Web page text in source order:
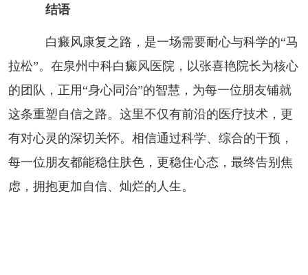
结语
白癜风康复之路，是一场需要耐心与科学的“马
拉松”。在泉州中科白癜风医院，以张喜艳院长为核心
的团队，正用“身心同治”的智慧，为每一位朋友铺就
这条重塑自信之路。这里不仅有前沿的医疗技术，更
有对心灵的深切关怀。相信通过科学、综合的干预，
每一位朋友都能稳住肤色，更稳住心态，最终告别焦
虑，拥抱更加自信、灿烂的人生。